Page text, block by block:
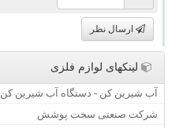
ارسال نظر
لینکهای لوازم فلزی
آب شیرین کن - دستگاه آب شیرین کن
شرکت صنعتی سخت پوشش